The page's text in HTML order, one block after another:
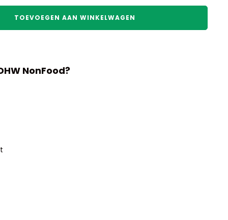
TOEVOEGEN AAN WINKELWAGEN
NonFood?